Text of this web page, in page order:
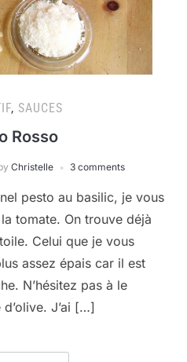
, SAUCES
Rosso
Christelle 3 comments
pesto au basilic, je vous
tomate. On trouve déjà
Celui que je vous
assez épais car il est
N’hésitez pas à le
J’ai […]